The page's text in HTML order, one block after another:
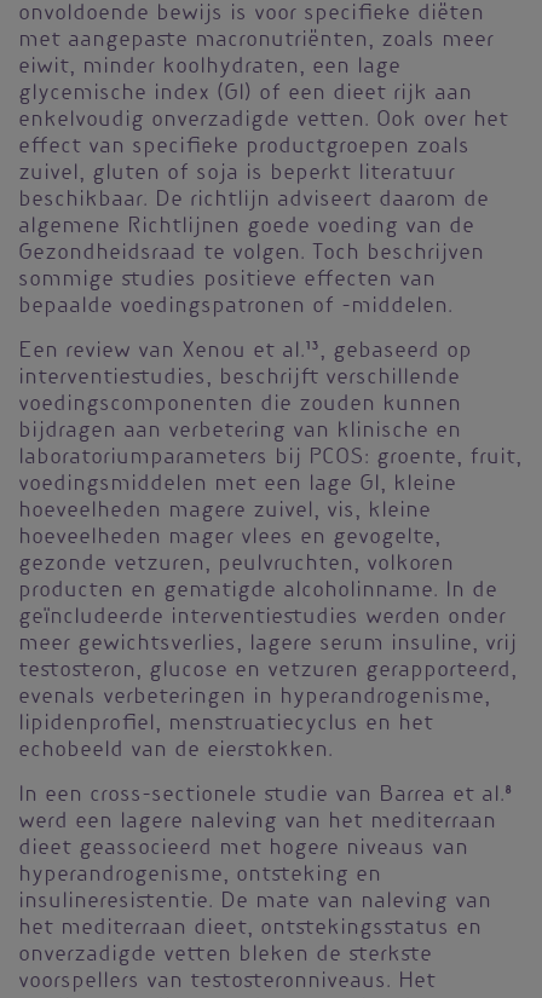
onvoldoende bewijs is voor specifieke diëten
met aangepaste macronutriënten, zoals meer
eiwit, minder koolhydraten, een lage
glycemische index (GI) of een dieet rijk aan
enkelvoudig onverzadigde vetten. Ook over het
effect van specifieke productgroepen zoals
zuivel, gluten of soja is beperkt literatuur
beschikbaar. De richtlijn adviseert daarom de
algemene Richtlijnen goede voeding van de
Gezondheidsraad te volgen. Toch beschrijven
sommige studies positieve effecten van
bepaalde voedingspatronen of -middelen.
Een review van Xenou et al.13, gebaseerd op
interventiestudies, beschrijft verschillende
voedingscomponenten die zouden kunnen
bijdragen aan verbetering van klinische en
laboratoriumparameters bij PCOS: groente, fruit,
voedingsmiddelen met een lage GI, kleine
hoeveelheden magere zuivel, vis, kleine
hoeveelheden mager vlees en gevogelte,
gezonde vetzuren, peulvruchten, volkoren
producten en gematigde alcoholinname. In de
geïncludeerde interventiestudies werden onder
meer gewichtsverlies, lagere serum insuline, vrij
testosteron, glucose en vetzuren gerapporteerd,
evenals verbeteringen in hyperandrogenisme,
lipidenprofiel, menstruatiecyclus en het
echobeeld van de eierstokken.
In een cross-sectionele studie van Barrea et al.8
werd een lagere naleving van het mediterraan
dieet geassocieerd met hogere niveaus van
hyperandrogenisme, ontsteking en
insulineresistentie. De mate van naleving van
het mediterraan dieet, ontstekingsstatus en
onverzadigde vetten bleken de sterkste
voorspellers van testosteronniveaus. Het